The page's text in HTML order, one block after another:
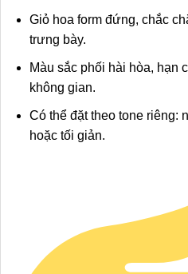
Giỏ hoa form đứng, chắc
trưng bày.
Màu sắc phối hài hòa, hạn
không gian.
Có thể đặt theo tone riêng:
hoặc tối giản.